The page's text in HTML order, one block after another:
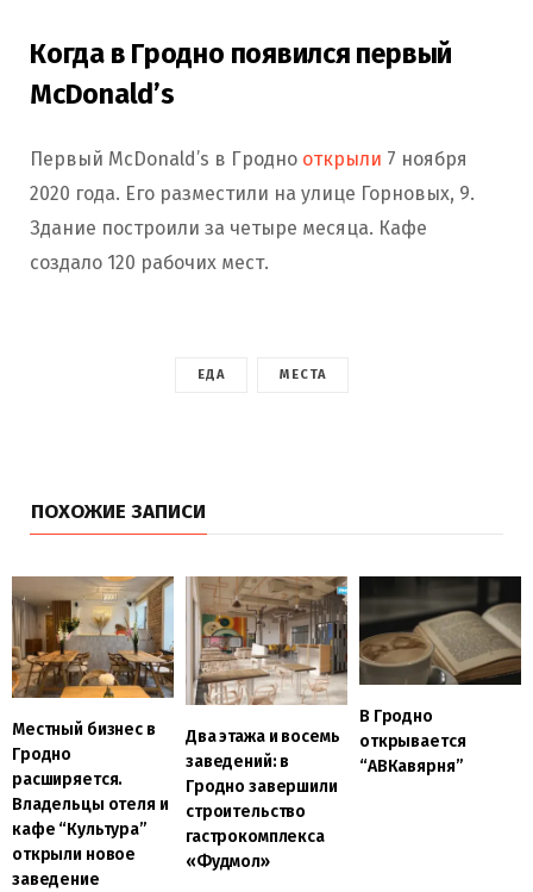
Когда в Гродно появился первый
McDonald’s
Первый McDonald’s в Гродно открыли 7 ноября
2020 года. Его разместили на улице Горновых, 9.
Здание построили за четыре месяца. Кафе
создало 120 рабочих мест.
ЕДА МЕСТА
ПОХОЖИЕ ЗАПИСИ
Местный бизнес в
Гродно
расширяется.
Владельцы отеля и
кафе “Культура”
открыли новое
заведение
Два этажа и восемь
заведений: в
Гродно завершили
строительство
гастрокомплекса
«Фудмол»
В Гродно
открывается
“АВКавярня”